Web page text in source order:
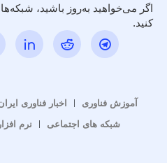
اگر می‌خواهید به‌روز باشید،
کنید.
آموزش فناوری اخبار فناوری
شبکه های اجتماعی
نرم